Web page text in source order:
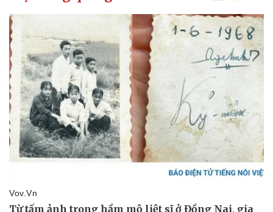
Chứng khoán
Giá cà phê